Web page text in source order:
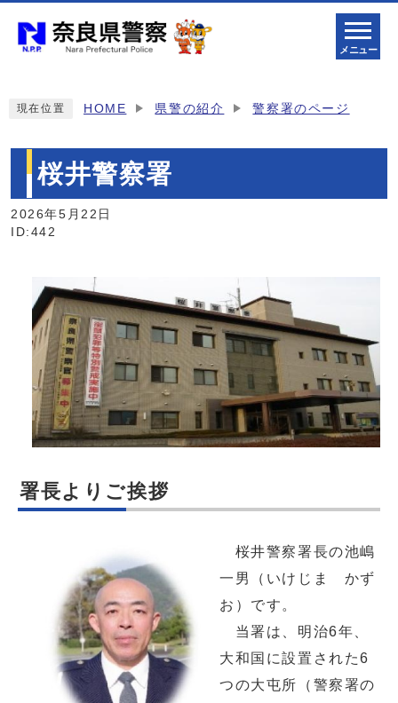
メニュー
現在位置 HOME 県警の紹介 警察署のページ
桜井警察署
2026年5月22日
ID:442
署長よりご挨拶
桜井警察署長の池嶋
一男（いけじま かず
お）です。
当署は、明治6年、
大和国に設置された6
つの大屯所（警察署の